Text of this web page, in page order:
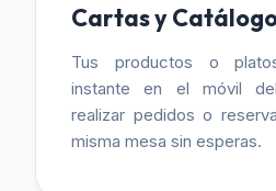
Cartas y
Tus productos o
instante en el móvil
realizar pedidos o
misma mesa sin esperas.